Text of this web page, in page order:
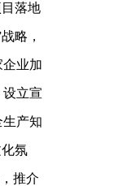
落地
略，
业加
立宣
产知
氛
推介